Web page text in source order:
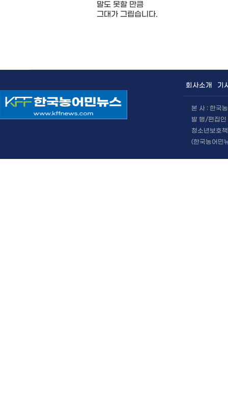
말도 못할 만큼
그대가 그립습니다.
회사소개 기
본 사 : 한국
발 행/편집인
청소년보호
(한국농어민